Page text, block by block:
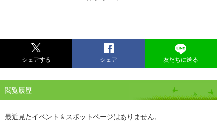
シェアする シェア 友だちに送る
閲覧履歴
最近見たイベント＆スポットページはありません。